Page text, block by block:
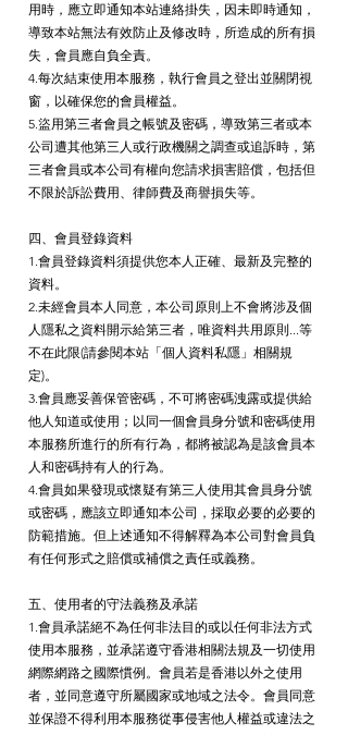
用時，應立即通知本站連絡掛失，因未即時通知，
導致本站無法有效防止及修改時，所造成的所有損
失，會員應自負全責。
4.每次結束使用本服務，執行會員之登出並關閉視
窗，以確保您的會員權益。
5.盜用第三者會員之帳號及密碼，導致第三者或本
公司遭其他第三人或行政機關之調查或追訴時，第
三者會員或本公司有權向您請求損害賠償，包括但
不限於訴訟費用、律師費及商譽損失等。
四、會員登錄資料
1.會員登錄資料須提供您本人正確、最新及完整的
資料。
2.未經會員本人同意，本公司原則上不會將涉及個
人隱私之資料開示給第三者，唯資料共用原則...等
不在此限(請參閱本站「個人資料私隱」相關規
定)。
3.會員應妥善保管密碼，不可將密碼洩露或提供給
他人知道或使用；以同一個會員身分號和密碼使用
本服務所進行的所有行為，都將被認為是該會員本
人和密碼持有人的行為。
4.會員如果發現或懷疑有第三人使用其會員身分號
或密碼，應該立即通知本公司，採取必要的必要的
防範措施。但上述通知不得解釋為本公司對會員負
有任何形式之賠償或補償之責任或義務。
五、使用者的守法義務及承諾
1.會員承諾絕不為任何非法目的或以任何非法方式
使用本服務，並承諾遵守香港相關法規及一切使用
網際網路之國際慣例。會員若是香港以外之使用
者，並同意遵守所屬國家或地域之法令。會員同意
並保證不得利用本服務從事侵害他人權益或違法之